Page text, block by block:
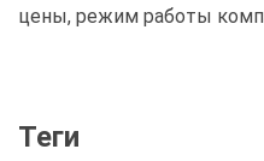
цены, режим работы
Теги